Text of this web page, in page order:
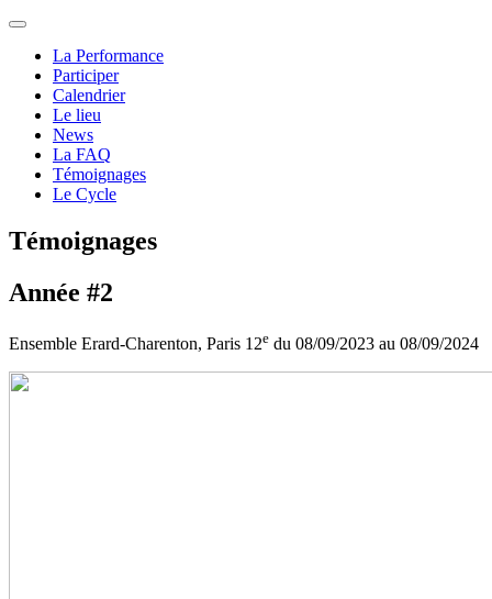
La Performance
Participer
Calendrier
Le lieu
News
La FAQ
Témoignages
Le Cycle
Témoignages
Année #2
Ensemble Erard-Charenton, Paris 12e du 08/09/2023 au 08/09/2024